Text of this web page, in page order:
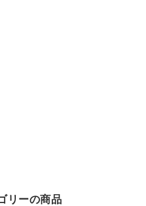
リーの商品